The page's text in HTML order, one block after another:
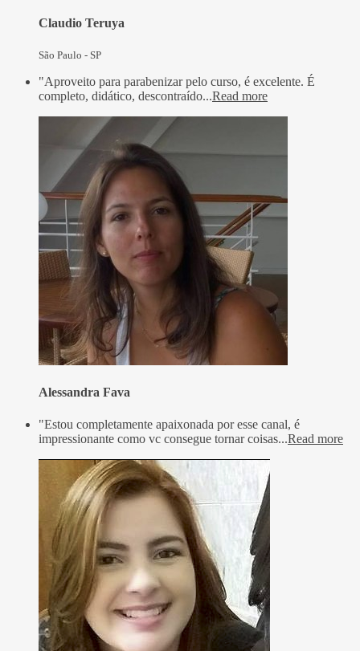
Claudio Teruya
São Paulo - SP
"Aproveito para parabenizar pelo curso, é excelente. É
completo, didático, descontraído...Read more
Alessandra Fava
"Estou completamente apaixonada por esse canal, é
impressionante como vc consegue tornar coisas...Read more